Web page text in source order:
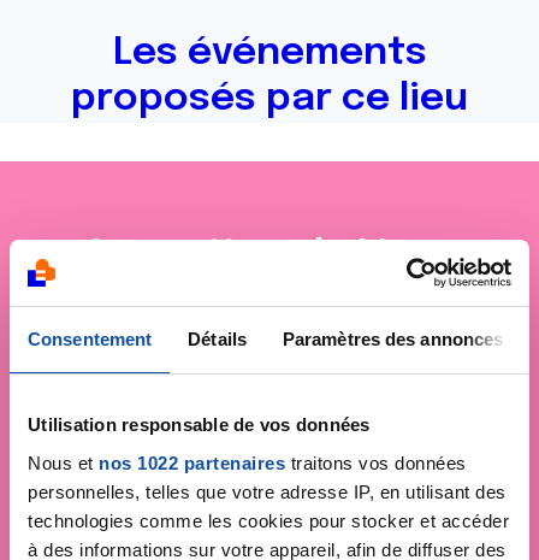
Consentement Détails Paramètres des annonces
Utilisation responsable de vos données
Nous et nos 1022 partenaires traitons vos données
personnelles, telles que votre adresse IP, en utilisant des
technologies comme les cookies pour stocker et accéder
à des informations sur votre appareil, afin de diffuser des
Les événements
proposés par ce lieu
la Ligue
contre le cancer